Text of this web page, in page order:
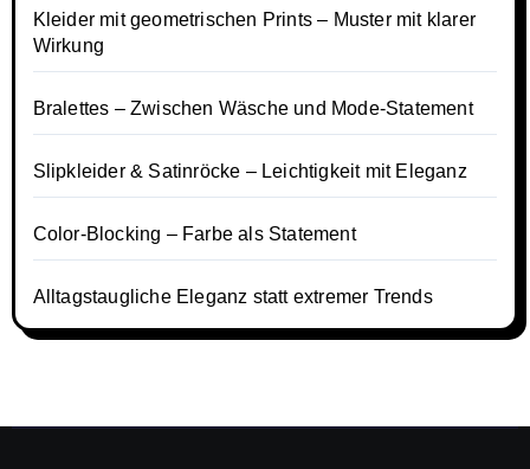
Kleider mit geometrischen Prints – Muster mit klarer
Wirkung
Bralettes – Zwischen Wäsche und Mode-Statement
Slipkleider & Satinröcke – Leichtigkeit mit Eleganz
Color-Blocking – Farbe als Statement
Alltagstaugliche Eleganz statt extremer Trends